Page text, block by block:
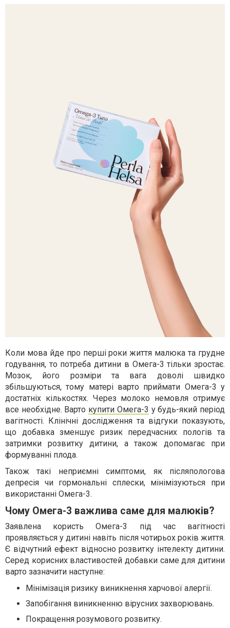
Коли мова йде про перші роки життя малюка та грудне
годування, то потреба дитини в Омега-3 тільки зростає.
Мозок, його розміри та вага доволі швидко
збільшуються, тому матері варто приймати Омега-3 у
достатніх кількостях. Через молоко немовля отримує
все необхідне. Варто купити Омега-3 у будь-який період
вагітності. Клінічні дослідження та відгуки показують,
що добавка зменшує ризик передчасних пологів та
затримки розвитку дитини, а також допомагає при
формуванні плода.
Також такі неприємні симптоми, як післяпологова
депресія чи гормональні сплески, мінімізуються при
використанні Омега-3.
Чому Омега-3 важлива саме для малюків?
Заявлена користь Омега-3 під час вагітності
проявляється у дитині навіть після чотирьох років життя.
Є відчутний ефект відносно розвитку інтелекту дитини.
Серед корисних властивостей добавки саме для дитини
варто зазначити наступне:
Мінімізація ризику виникнення харчової алергії.
Запобігання виникненню вірусних захворювань.
Покращення розумового розвитку.